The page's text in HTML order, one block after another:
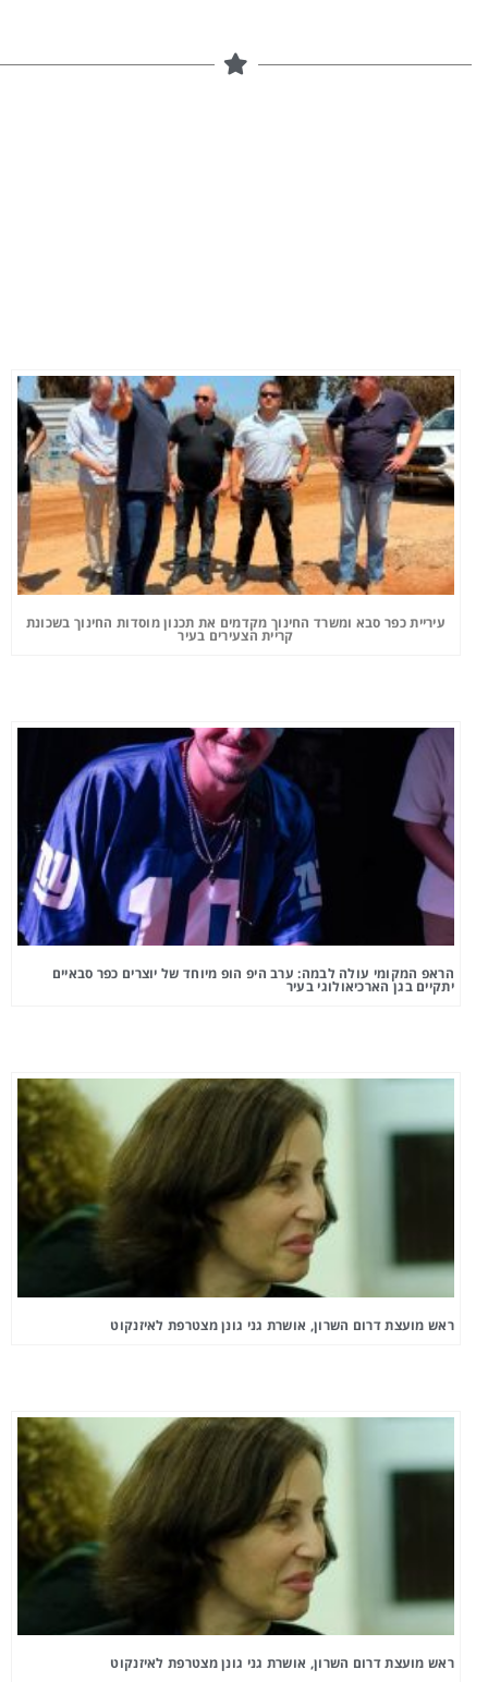
עיריית כפר סבא ומשרד החינוך מקדמים את תכנון מוסדות החינוך בשכונת
קריית הצעירים בעיר
הראפ המקומי עולה לבמה: ערב היפ הופ מיוחד של יוצרים כפר סבאיים
יתקיים בגן הארכיאולוגי בעיר
ראש מועצת דרום השרון, אושרת גני גונן מצטרפת לאיזנקוט
ראש מועצת דרום השרון, אושרת גני גונן מצטרפת לאיזנקוט